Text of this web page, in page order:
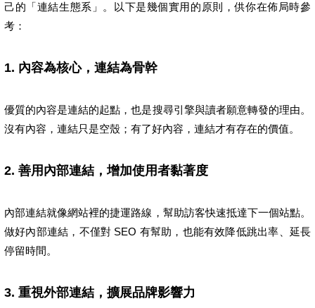
己的「連結生態系」。以下是幾個實用的原則，供你在佈局時參
考：
1. 內容為核心，連結為骨幹
優質的內容是連結的起點，也是搜尋引擎與讀者願意轉發的理由。
沒有內容，連結只是空殼；有了好內容，連結才有存在的價值。
2. 善用內部連結，增加使用者黏著度
內部連結就像網站裡的捷運路線，幫助訪客快速抵達下一個站點。
做好內部連結，不僅對 SEO 有幫助，也能有效降低跳出率、延長
停留時間。
3. 重視外部連結，擴展品牌影響力